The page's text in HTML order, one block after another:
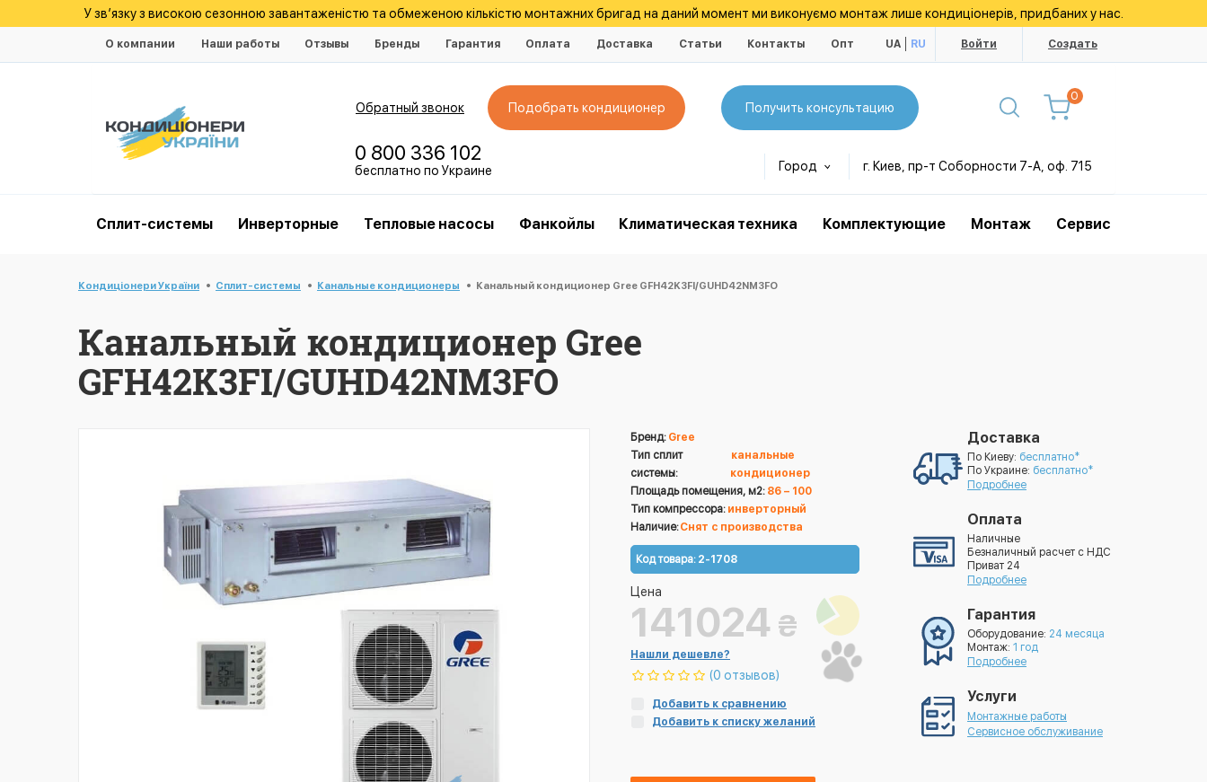
У зв’язку з високою сезонною завантаженістю та обмеженою кількістю монтажних бригад на даний момент ми виконуємо монтаж лише кондиціонерів, придбаних у нас.
О компании Наши работы Отзывы Бренды Гарантия Оплата Доставка Статьи Контакты Опт UA RU Войти Создать
Обратный звонок Подобрать кондиционер Получить консультацию
0
0 800 336 102
бесплатно по Украине Город г. Киев, пр-т Соборности 7-А, оф. 715
Cплит-системы Инверторные Тепловые насосы Фанкойлы Климатическая техника Комплектующие Монтаж Сервис
Кондиціонери України Cплит-системы Канальные кондиционеры Канальный кондиционер Gree GFH42K3FI/GUHD42NM3FO
Канальный кондиционер Gree
GFH42K3FI/GUHD42NM3FO
Бренд: Gree
Тип сплит
системы:
канальные
кондиционер
Площадь помещения, м2: 86 – 100
Тип компрессора: инверторный
Наличие:Снят с производства
Код товара: 2-1708
Цена
141024 ₴
Нашли дешевле?
(0 отзывов)
Добавить к сравнению
Добавить к списку желаний
Доставка
По Киеву: бесплатно*
По Украине: бесплатно*
Подробнее
Оплата
Наличные
Безналичный расчет с НДС
Приват 24
Подробнее
Гарантия
Оборудование: 24 месяца
Монтаж: 1 год
Подробнее
Услуги
Монтажные работы
Сервисное обслуживание